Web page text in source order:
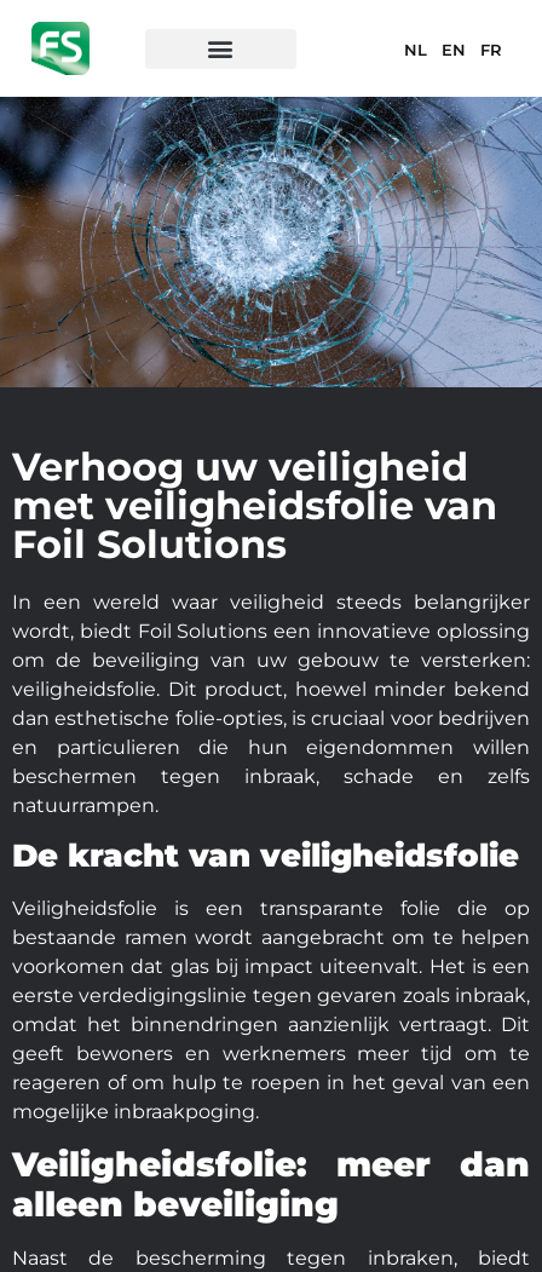
NL EN FR
Verhoog uw veiligheid
met veiligheidsfolie van
Foil Solutions
In een wereld waar veiligheid steeds belangrijker
wordt, biedt Foil Solutions een innovatieve oplossing
om de beveiliging van uw gebouw te versterken:
veiligheidsfolie. Dit product, hoewel minder bekend
dan esthetische folie-opties, is cruciaal voor bedrijven
en particulieren die hun eigendommen willen
beschermen tegen inbraak, schade en zelfs
natuurrampen.
De kracht van veiligheidsfolie
Veiligheidsfolie is een transparante folie die op
bestaande ramen wordt aangebracht om te helpen
voorkomen dat glas bij impact uiteenvalt. Het is een
eerste verdedigingslinie tegen gevaren zoals inbraak,
omdat het binnendringen aanzienlijk vertraagt. Dit
geeft bewoners en werknemers meer tijd om te
reageren of om hulp te roepen in het geval van een
mogelijke inbraakpoging.
Veiligheidsfolie: meer dan
alleen beveiliging
Naast de bescherming tegen inbraken, biedt